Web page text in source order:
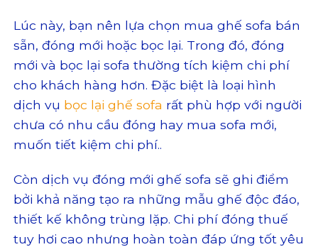
Lúc này, bạn nên lựa chọn mua ghế sofa bán
sẵn, đóng mới hoặc bọc lại. Trong đó, đóng
mới và bọc lại sofa thường tích kiệm chi phí
cho khách hàng hơn. Đặc biệt là loại hình
dịch vụ bọc lại ghế sofa rất phù hợp với người
chưa có nhu cầu đóng hay mua sofa mới,
muốn tiết kiệm chi phí..
Còn dịch vụ đóng mới ghế sofa sẽ ghi điểm
bởi khả năng tạo ra những mẫu ghế độc đáo,
thiết kế không trùng lặp. Chi phí đóng thuế
tuy hơi cao nhưng hoàn toàn đáp ứng tốt yêu